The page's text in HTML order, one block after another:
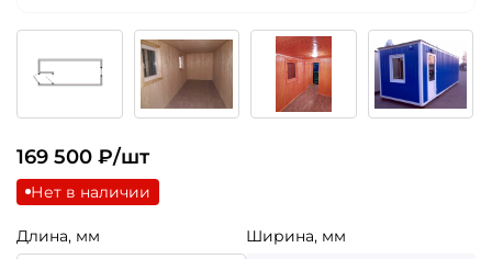
169 500 ₽/шт
Нет в наличии
Длина, мм Ширина, мм